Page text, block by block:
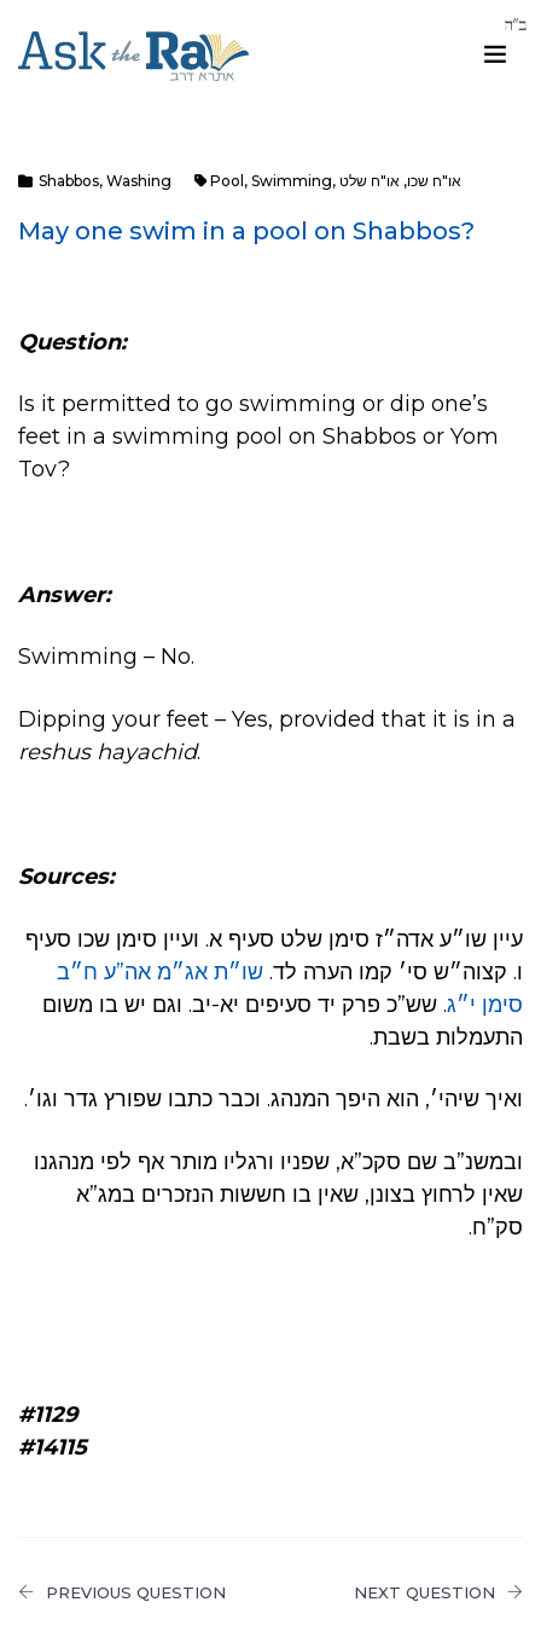
Shabbos, Washing Pool , Swimming, או"ח שכו, או"ח שלט
May one swim in a pool on Shabbos?
Question:
Is it permitted to go swimming or dip one’s
feet in a swimming pool on Shabbos or Yom
Tov?
Answer:
Swimming – No.
Dipping your feet – Yes, provided that it is in a
reshus hayachid.
Sources:
עיין שו״ע אדה״ז סימן שלט סעיף א. ועיין סימן שכו סעיף
ו. קצוה״ש סי׳ קמו הערה לד. שו״ת אג״מ אה”ע ח״ב
סימן י״ג. שש”כ פרק יד סעיפים יא-יב. וגם יש בו משום
התעמלות בשבת.
ואיך שיהי׳, הוא היפך המנהג. וכבר כתבו שפורץ גדר וגו׳.
ובמשנ”ב שם סקכ”א, שפניו ורגליו מותר אף לפי מנהגנו
שאין לרחוץ בצונן, שאין בו חששות הנזכרים במג”א
סק”ח.
#1129
#14115
PREVIOUS QUESTION NEXT QUESTION